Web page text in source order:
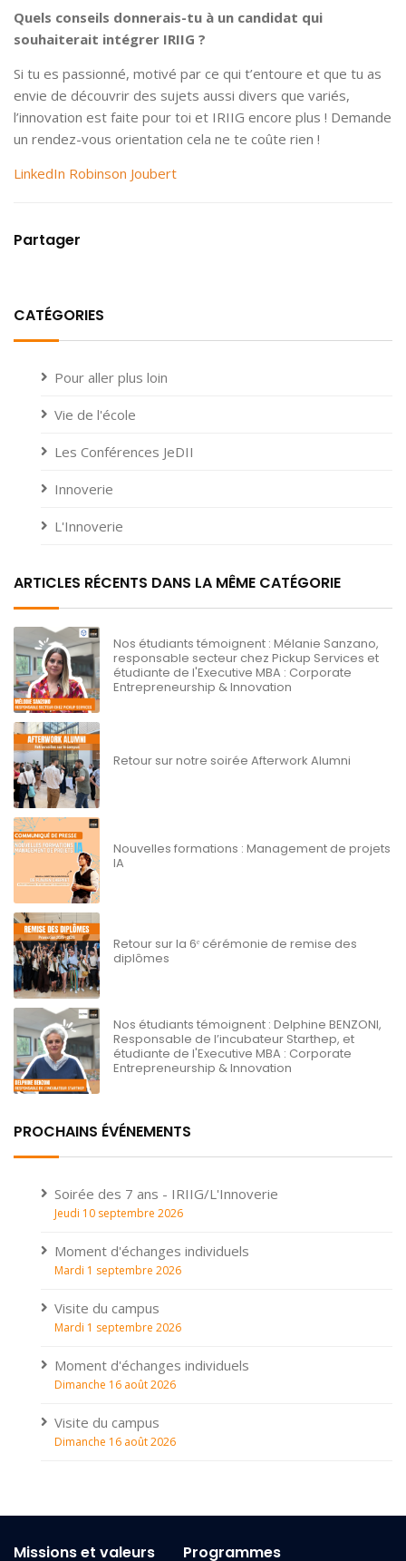
Quels conseils donnerais-tu à un candidat qui
souhaiterait intégrer IRIIG ?
Si tu es passionné, motivé par ce qui t’entoure et que tu as
envie de découvrir des sujets aussi divers que variés,
l’innovation est faite pour toi et IRIIG encore plus ! Demande
un rendez-vous orientation cela ne te coûte rien !
LinkedIn Robinson Joubert
Partager
CATÉGORIES
Pour aller plus loin
Vie de l'école
Les Conférences JeDII
Innoverie
L'Innoverie
ARTICLES RÉCENTS DANS LA MÊME CATÉGORIE
Nos étudiants témoignent : Mélanie Sanzano,
responsable secteur chez Pickup Services et
étudiante de l'Executive MBA : Corporate
Entrepreneurship & Innovation
Retour sur notre soirée Afterwork Alumni
Nouvelles formations : Management de projets
IA
Retour sur la 6ᵉ cérémonie de remise des
diplômes
Nos étudiants témoignent : Delphine BENZONI,
Responsable de l’incubateur Starthep, et
étudiante de l'Executive MBA : Corporate
Entrepreneurship & Innovation
PROCHAINS ÉVÉNEMENTS
Soirée des 7 ans - IRIIG/L'Innoverie
Jeudi 10 septembre 2026
Moment d'échanges individuels
Mardi 1 septembre 2026
Visite du campus
Mardi 1 septembre 2026
Moment d'échanges individuels
Dimanche 16 août 2026
Visite du campus
Dimanche 16 août 2026
Missions et valeurs Programmes